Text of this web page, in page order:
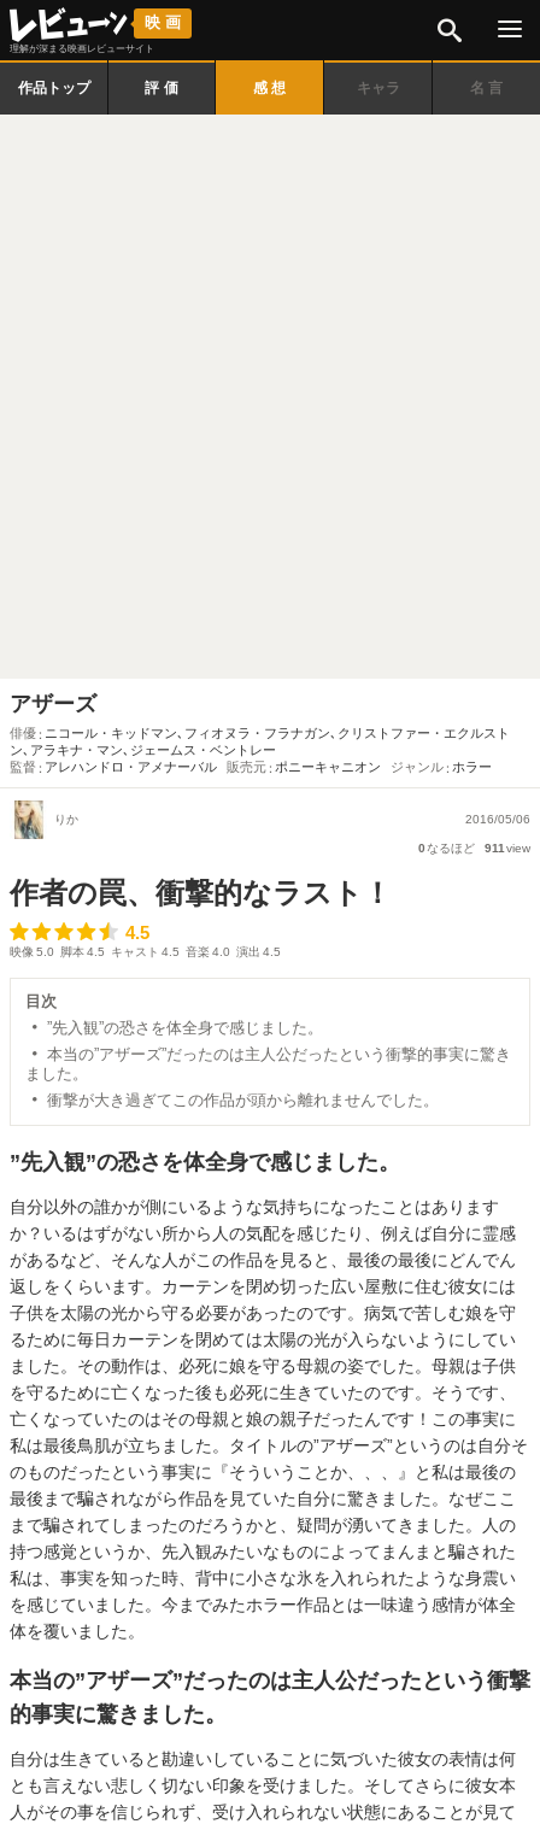
映画
理解が深まる映画レビューサイト
作品トップ 評価 感想 キャラ 名言
アザーズ
俳優 ニコール・キッドマン､ フィオヌラ・フラナガン､ クリストファー・エクルスト
ン､ アラキナ・マン､ ジェームス・ベントレー
監督
アレハンドロ・アメナーバル 販売元 ポニーキャニオン ジャンル ホラー
りか 2016/05/06
0なるほど 911 view
作者の罠、衝撃的なラスト！
4.5
4.5
映像5.0 脚本4.5 キャスト 4.5 音楽4.0 演出 4.5
目次
”先入観”の恐さを体全身で感じました。
本当の”アザーズ”だったのは主人公だったという衝撃的事実に驚き
ました。
衝撃が大き過ぎてこの作品が頭から離れませんでした。
”先入観”の恐さを体全身で感じました。
自分以外の誰かが側にいるような気持ちになったことはあります
か？いるはずがない所から人の気配を感じたり、例えば自分に霊感
があるなど、そんな人がこの作品を見ると、最後の最後にどんでん
返しをくらいます。カーテンを閉め切った広い屋敷に住む彼女には
子供を太陽の光から守る必要があったのです。病気で苦しむ娘を守
るために毎日カーテンを閉めては太陽の光が入らないようにしてい
ました。その動作は、必死に娘を守る母親の姿でした。母親は子供
を守るために亡くなった後も必死に生きていたのです。そうです、
亡くなっていたのはその母親と娘の親子だったんです！この事実に
私は最後鳥肌が立ちました。タイトルの”アザーズ”というのは自分そ
のものだったという事実に『そういうことか、、、』と私は最後の
最後まで騙されながら作品を見ていた自分に驚きました。なぜここ
まで騙されてしまったのだろうかと、疑問が湧いてきました。人の
持つ感覚というか、先入観みたいなものによってまんまと騙された
私は、事実を知った時、背中に小さな氷を入れられたような身震い
を感じていました。今までみたホラー作品とは一味違う感情が体全
体を覆いました。
本当の”アザーズ”だったのは主人公だったという衝撃
的事実に驚きました。
自分は生きていると勘違いしていることに気づいた彼女の表情は何
とも言えない悲しく切ない印象を受けました。そしてさらに彼女本
人がその事を信じられず、受け入れられない状態にあることが見て